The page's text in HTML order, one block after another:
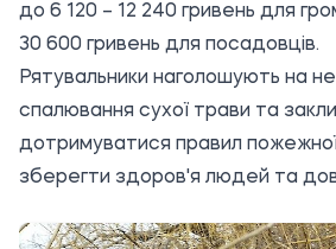
до 6 120 – 12 240 гривень для
30 600 гривень для посадовців.
Рятувальники наголошують на
спалювання сухої трави та
дотримуватися правил
зберегти здоров'я людей та